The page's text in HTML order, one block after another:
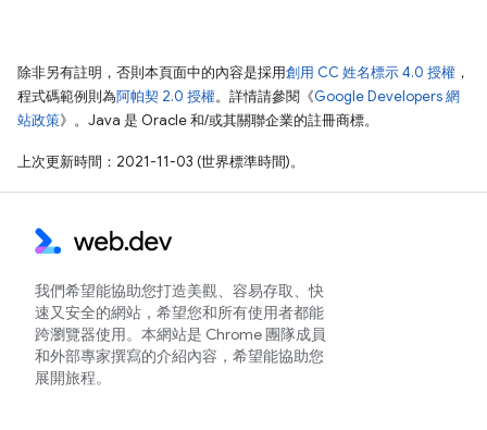
除非另有註明，否則本頁面中的內容是採用創用 CC 姓名標示 4.0 授權 ，
程式碼範例則為阿帕契 2.0 授權。詳情請參閱《Google Developers 網
站政策》。Java 是 Oracle 和/或其關聯企業的註冊商標。
上次更新時間：2021-11-03 (世界標準時間)。
我們希望能協助您打造美觀、容易存取、快
速又安全的網站，希望您和所有使用者都能
跨瀏覽器使用。本網站是 Chrome 團隊成員
和外部專家撰寫的介紹內容，希望能協助您
展開旅程。